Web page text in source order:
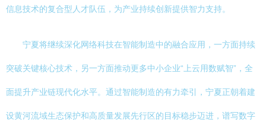
信息技术的复合型人才队伍，为产业持续创新提供智力支持。
宁夏将继续深化网络科技在智能制造中的融合应用，一方面持续
突破关键核心技术，另一方面推动更多中小企业“上云用数赋智”，全
面提升产业链现代化水平。通过智能制造的有力牵引，宁夏正朝着建
设黄河流域生态保护和高质量发展先行区的目标稳步迈进，谱写数字